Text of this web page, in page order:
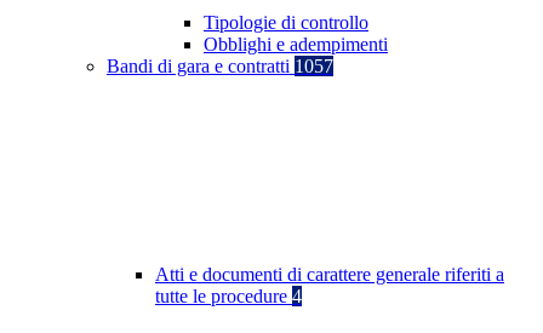
Tipologie di controllo
Obblighi e adempimenti
Bandi di gara e contratti 1057
Atti e documenti di carattere generale riferiti a
tutte le procedure 4